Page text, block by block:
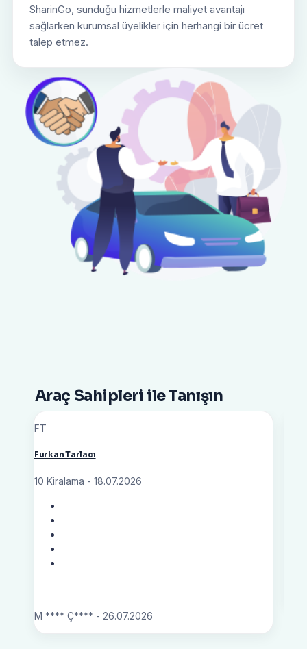
SharinGo, sunduğu hizmetlerle maliyet avantajı
sağlarken kurumsal üyelikler için herhangi bir ücret
talep etmez.
Araç Sahipleri ile Tanışın
FT
Furkan Tarlacı
10 Kiralama - 18.07.2026
M **** Ç**** - 26.07.2026